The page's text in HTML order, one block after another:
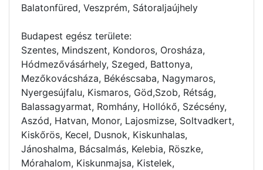
Balatonfüred, Veszprém, Sátoraljaújhely
Budapest egész területe:
Szentes, Mindszent, Kondoros, Orosháza,
Hódmezővásárhely, Szeged, Battonya,
Mezőkovácsháza, Békéscsaba, Nagymaros,
Nyergesújfalu, Kismaros, Göd,Szob, Rétság,
Balassagyarmat, Romhány, Hollókő, Szécsény,
Aszód, Hatvan, Monor, Lajosmizse, Soltvadkert,
Kiskőrös, Kecel, Dusnok, Kiskunhalas,
Jánoshalma, Bácsalmás, Kelebia, Röszke,
Mórahalom, Kiskunmajsa, Kistelek,